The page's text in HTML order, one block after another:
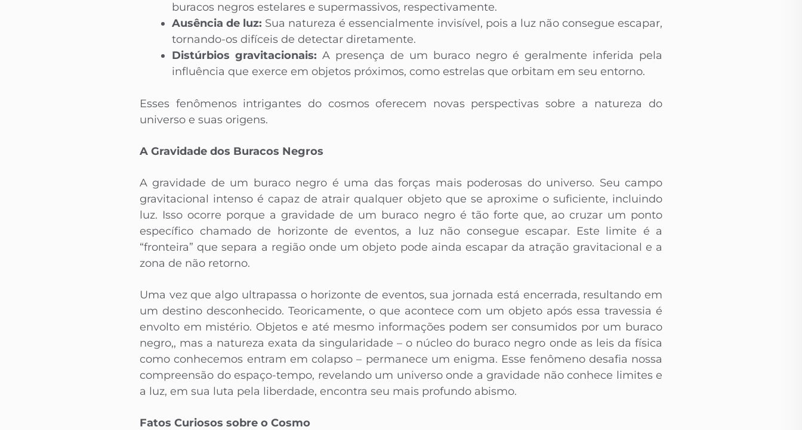
buracos negros estelares e supermassivos, respectivamente.
Ausência de luz: Sua natureza é essencialmente invisível, pois a luz não consegue escapar,
tornando-os difíceis de detectar diretamente.
Distúrbios gravitacionais: A presença de um buraco negro é geralmente inferida pela
influência que exerce em objetos próximos, como estrelas que orbitam em seu entorno.
Esses fenômenos intrigantes do cosmos oferecem novas perspectivas sobre a natureza do
universo e suas origens.
A Gravidade dos Buracos Negros
A gravidade de um buraco negro é uma das forças mais poderosas do universo. Seu campo
gravitacional intenso é capaz de atrair qualquer objeto que se aproxime o suficiente, incluindo
luz. Isso ocorre porque a gravidade de um buraco negro é tão forte que, ao cruzar um ponto
específico chamado de horizonte de eventos, a luz não consegue escapar. Este limite é a
“fronteira” que separa a região onde um objeto pode ainda escapar da atração gravitacional e a
zona de não retorno.
Uma vez que algo ultrapassa o horizonte de eventos, sua jornada está encerrada, resultando em
um destino desconhecido. Teoricamente, o que acontece com um objeto após essa travessia é
envolto em mistério. Objetos e até mesmo informações podem ser consumidos por um buraco
negro,, mas a natureza exata da singularidade – o núcleo do buraco negro onde as leis da física
como conhecemos entram em colapso – permanece um enigma. Esse fenômeno desafia nossa
compreensão do espaço-tempo, revelando um universo onde a gravidade não conhece limites e
a luz, em sua luta pela liberdade, encontra seu mais profundo abismo.
Fatos Curiosos sobre o Cosmo